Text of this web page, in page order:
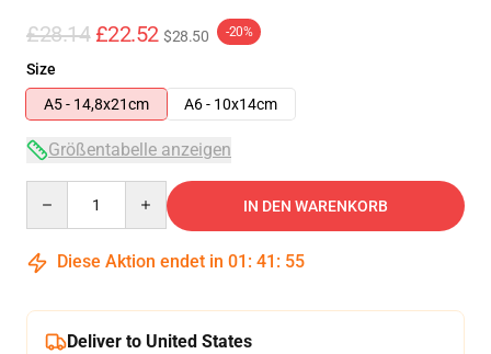
£28.14 £22.52 $28.50 -20%
Size
A5 - 14,8x21cm
A6 - 10x14cm
Größentabelle anzeigen
IN DEN WARENKORB
Diese Aktion endet in 01 : 41 : 54
Deliver to United States